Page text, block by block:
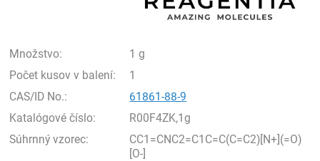
Množstvo:
1 g
Počet kusov v balení:
1
CAS/ID No.:
61861-88-9
Katalógové číslo:
R00F4ZK,1g
Súhrnný vzorec:
CC1=CNC2=C1C=C(C=C2)[N+](=O)
[O-]